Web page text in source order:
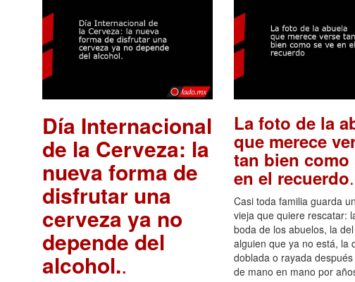
Día Internacional
de la Cerveza: la
nueva forma de
disfrutar una
cerveza ya no
depende del
alcohol..
La foto de la
que merece
tan bien como
en el recuerdo.
Casi toda familia guarda
vieja que quiere rescatar:
boda de los abuelos, la
alguien que ya no está, la
doblada o rayada
de mano en mano por